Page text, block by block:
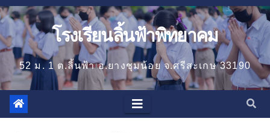
โรงเรียนลิ้นฟ้าพิทยาคม
52 ม. 1 ต.ลิ้นฟ้า อ.ยางชุมน้อย จ.ศรีสะเกษ 33190